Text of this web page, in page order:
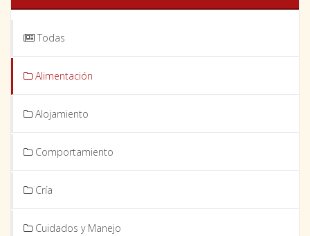
Todas
Alimentación
Alojamiento
Comportamiento
Cría
Cuidados y Manejo